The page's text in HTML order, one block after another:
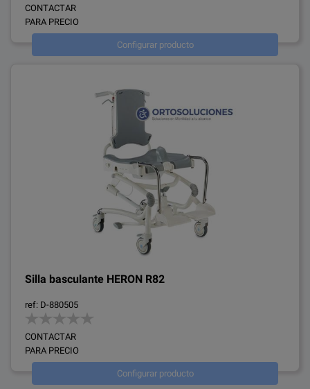
CONTACTAR
PARA PRECIO
Configurar producto
Silla basculante HERON R82
ref: D-880505
CONTACTAR
PARA PRECIO
Configurar producto